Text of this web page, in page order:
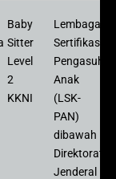
Baby
Sitter
Level
2
KKNI
Lembaga
Sertifikasi
Pengasuh
Anak
(LSK-
PAN)
dibawah
Direktorat
Jenderal